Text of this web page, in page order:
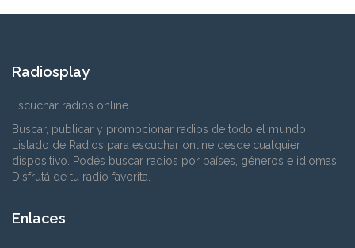
Radiosplay
Escuchar radios online
Buscar, publicar y promocionar radios de todo el mundo.
Listado de Radios para escuchar online desde cualquier
dispositivo. Podés buscar radios por países, géneros e idiomas.
Disfrutá de tu radio favorita.
Enlaces